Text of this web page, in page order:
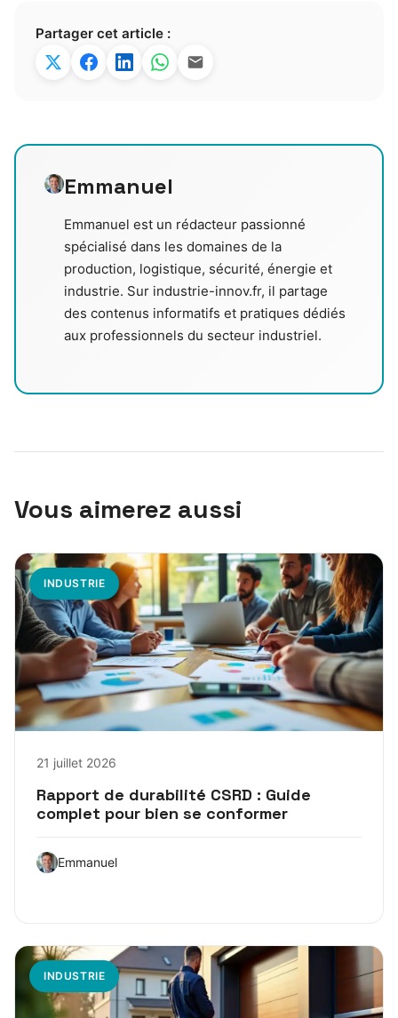
Partager cet article :
Emmanuel
Emmanuel est un rédacteur passionné
spécialisé dans les domaines de la
production, logistique, sécurité, énergie et
industrie. Sur industrie-innov.fr, il partage
des contenus informatifs et pratiques dédiés
aux professionnels du secteur industriel.
Vous aimerez aussi
INDUSTRIE
21 juillet 2026
Rapport de durabilité CSRD : Guide
complet pour bien se conformer
Emmanuel
INDUSTRIE